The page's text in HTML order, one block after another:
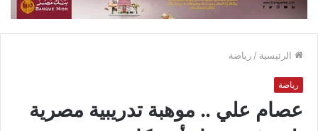
الرئيسية / رياضة
رياضة
عصام علي .. موهبة تدريبية مصرية